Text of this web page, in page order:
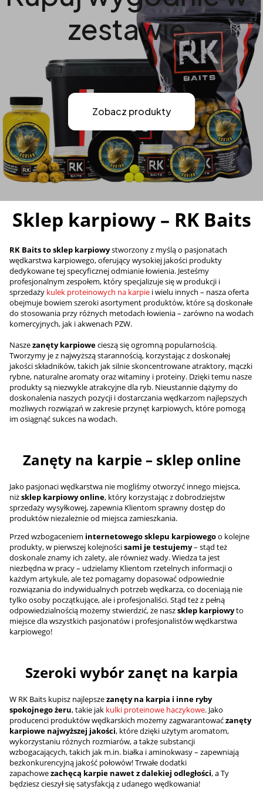
zestawie
Zobacz produkty
Sklep karpiowy – RK Baits
RK Baits to sklep karpiowystworzony z myślą o pasjonatach
wędkarstwa karpiowego, oferujący wysokiej jakości produkty
dedykowane tej specyficznej odmianie łowienia. Jesteśmy
profesjonalnym zespołem, który specjalizuje się w produkcji i
sprzedaży kulek proteinowych na karpie i wielu innych – nasza oferta
obejmuje bowiem szeroki asortyment produktów, które są doskonałe
do stosowania przy różnych metodach łowienia – zarówno na wodach
komercyjnych, jak i akwenach PZW.
Naszezanęty karpiowecieszą się ogromną popularnością.
Tworzymy je z najwyższą starannością, korzystając z doskonałej
jakości składników, takich jak silnie skoncentrowane atraktory, mączki
rybne, naturalne aromaty oraz witaminy i proteiny. Dzięki temu nasze
produkty są niezwykle atrakcyjne dla ryb. Nieustannie dążymy do
doskonalenia naszych pozycji i dostarczania wędkarzom najlepszych
możliwych rozwiązań w zakresie przynęt karpiowych, które pomogą
im osiągnąć sukces na wodach.
Zanęty na karpie – sklep online
Jako pasjonaci wędkarstwa nie mogliśmy otworzyć innego miejsca,
niżsklep karpiowy online, który korzystając z dobrodziejstw
sprzedaży wysyłkowej, zapewnia Klientom sprawny dostęp do
produktów niezależnie od miejsca zamieszkania.
Przed wzbogaceniem internetowego sklepu karpiowegoo kolejne
produkty, w pierwszej kolejnościsami je testujemy– stąd też
doskonale znamy ich zalety, ale również wady. Wiedza ta jest
niezbędna w pracy – udzielamy Klientom rzetelnych informacji o
każdym artykule, ale też pomagamy dopasować odpowiednie
rozwiązania do indywidualnych potrzeb wędkarza, co doceniają nie
tylko osoby początkujące, ale i profesjonaliści. Stąd też z pełną
odpowiedzialnością możemy stwierdzić, że naszsklep karpiowyto
miejsce dla wszystkich pasjonatów i profesjonalistów wędkarstwa
karpiowego!
Szeroki wybór zanęt na karpia
W RK Baits kupisz najlepszezanęty na karpia i inne ryby
spokojnego żeru, takie jak kulki proteinowe haczykowe. Jako
producenci produktów wędkarskich możemy zagwarantowaćzanęty
karpiowe najwyższej jakości, które dzięki użytym aromatom,
wykorzystaniu różnych rozmiarów, a także substancji
wzbogacających, takich jak m.in. białka i aminokwasy – zapewniają
bezkonkurencyjną jakość połowów! Trwałe dodatki
zapachowezachęcą karpie nawet z dalekiej odległości, a Ty
będziesz cieszył się satysfakcją z udanego wędkowania!